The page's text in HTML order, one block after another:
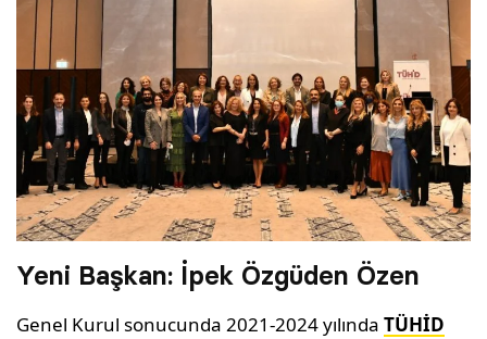
Yeni Başkan: İpek Özgüden Özen
Genel Kurul sonucunda 2021-2024 yılındaTÜHİD